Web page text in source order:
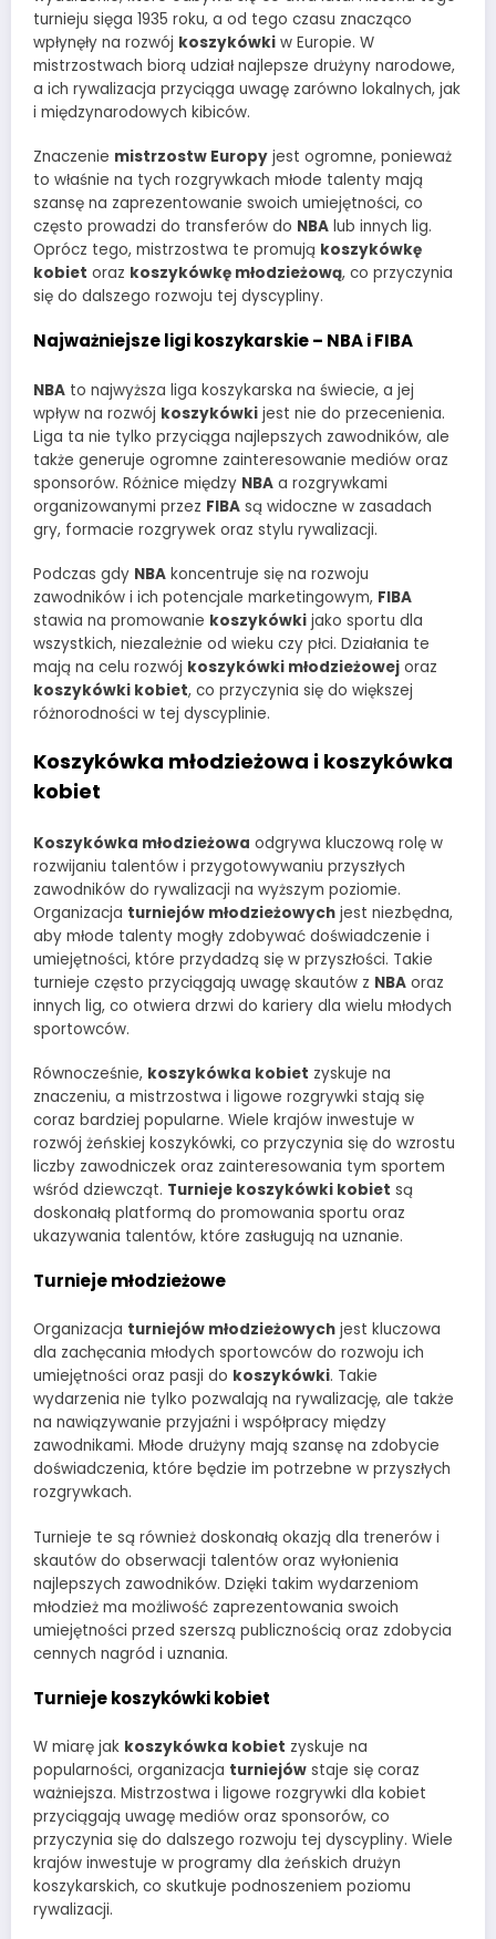
turnieju sięga 1935 roku, a od tego czasu znacząco
wpłynęły na rozwój koszykówki w Europie. W
mistrzostwach biorą udział najlepsze drużyny narodowe,
a ich rywalizacja przyciąga uwagę zarówno lokalnych, jak
i międzynarodowych kibiców.
Znaczenie mistrzostw Europy jest ogromne, ponieważ
to właśnie na tych rozgrywkach młode talenty mają
szansę na zaprezentowanie swoich umiejętności, co
często prowadzi do transferów do NBA lub innych lig.
Oprócz tego, mistrzostwa te promują koszykówkę
kobiet oraz koszykówkę młodzieżową, co przyczynia
się do dalszego rozwoju tej dyscypliny.
Najważniejsze ligi koszykarskie – NBA i FIBA
NBA to najwyższa liga koszykarska na świecie, a jej
wpływ na rozwój koszykówki jest nie do przecenienia.
Liga ta nie tylko przyciąga najlepszych zawodników, ale
także generuje ogromne zainteresowanie mediów oraz
sponsorów. Różnice między NBA a rozgrywkami
organizowanymi przez FIBA są widoczne w zasadach
gry, formacie rozgrywek oraz stylu rywalizacji.
Podczas gdy NBA koncentruje się na rozwoju
zawodników i ich potencjale marketingowym, FIBA
stawia na promowanie koszykówki jako sportu dla
wszystkich, niezależnie od wieku czy płci. Działania te
mają na celu rozwój koszykówki młodzieżowej oraz
koszykówki kobiet, co przyczynia się do większej
różnorodności w tej dyscyplinie.
Koszykówka młodzieżowa i koszykówka
kobiet
Koszykówka młodzieżowa odgrywa kluczową rolę w
rozwijaniu talentów i przygotowywaniu przyszłych
zawodników do rywalizacji na wyższym poziomie.
Organizacja turniejów młodzieżowych jest niezbędna,
aby młode talenty mogły zdobywać doświadczenie i
umiejętności, które przydadzą się w przyszłości. Takie
turnieje często przyciągają uwagę skautów z NBA oraz
innych lig, co otwiera drzwi do kariery dla wielu młodych
sportowców.
Równocześnie, koszykówka kobiet zyskuje na
znaczeniu, a mistrzostwa i ligowe rozgrywki stają się
coraz bardziej popularne. Wiele krajów inwestuje w
rozwój żeńskiej koszykówki, co przyczynia się do wzrostu
liczby zawodniczek oraz zainteresowania tym sportem
wśród dziewcząt. Turnieje koszykówki kobiet są
doskonałą platformą do promowania sportu oraz
ukazywania talentów, które zasługują na uznanie.
Turnieje młodzieżowe
Organizacja turniejów młodzieżowych jest kluczowa
dla zachęcania młodych sportowców do rozwoju ich
umiejętności oraz pasji do koszykówki. Takie
wydarzenia nie tylko pozwalają na rywalizację, ale także
na nawiązywanie przyjaźni i współpracy między
zawodnikami. Młode drużyny mają szansę na zdobycie
doświadczenia, które będzie im potrzebne w przyszłych
rozgrywkach.
Turnieje te są również doskonałą okazją dla trenerów i
skautów do obserwacji talentów oraz wyłonienia
najlepszych zawodników. Dzięki takim wydarzeniom
młodzież ma możliwość zaprezentowania swoich
umiejętności przed szerszą publicznością oraz zdobycia
cennych nagród i uznania.
Turnieje koszykówki kobiet
W miarę jak koszykówka kobiet zyskuje na
popularności, organizacja turniejów staje się coraz
ważniejsza. Mistrzostwa i ligowe rozgrywki dla kobiet
przyciągają uwagę mediów oraz sponsorów, co
przyczynia się do dalszego rozwoju tej dyscypliny. Wiele
krajów inwestuje w programy dla żeńskich drużyn
koszykarskich, co skutkuje podnoszeniem poziomu
rywalizacji.